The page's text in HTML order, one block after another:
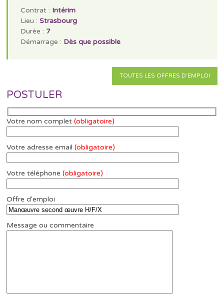
Contrat : Intérim
Lieu :Strasbourg
Durée : 7
Démarrage : Dès que possible
TOUTES LES OFFRES D'EMPLOI
POSTULER
Votre nom complet(obligatoire)
Votre adresse email(obligatoire)
Votre téléphone(obligatoire)
Offre d'emploi
Message ou commentaire